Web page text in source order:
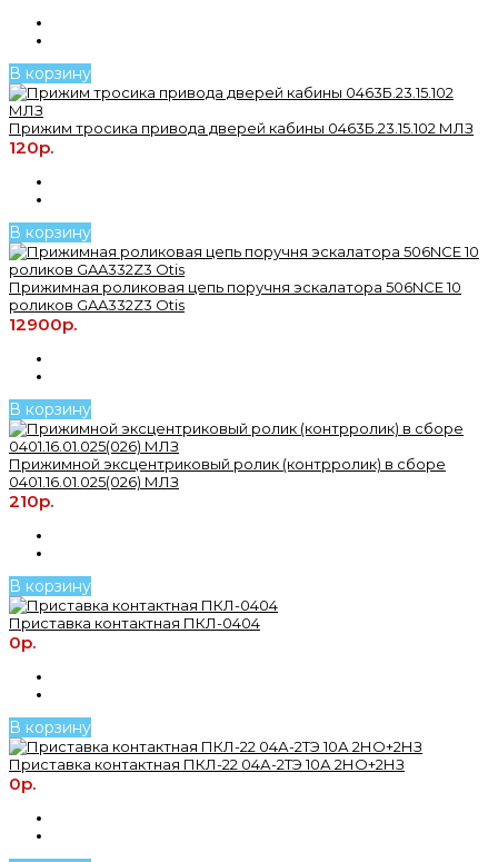
В корзину
Прижим тросика привода дверей кабины 0463Б.23.15.102 МЛЗ
120р.
В корзину
Прижимная роликовая цепь поручня эскалатора 506NCE 10
роликов GAA332Z3 Otis
12900р.
В корзину
Прижимной эксцентриковый ролик (контрролик) в сборе
0401.16.01.025(026) МЛЗ
210р.
В корзину
Приставка контактная ПКЛ-0404
0р.
В корзину
Приставка контактная ПКЛ-22 04А-2ТЭ 10А 2НО+2НЗ
0р.